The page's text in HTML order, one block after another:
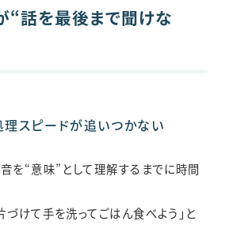
“話を最後まで聞けな
スピードが追いつかない
を“意味”として理解するまでに時間
づけて手を洗ってごはん食べよう」と